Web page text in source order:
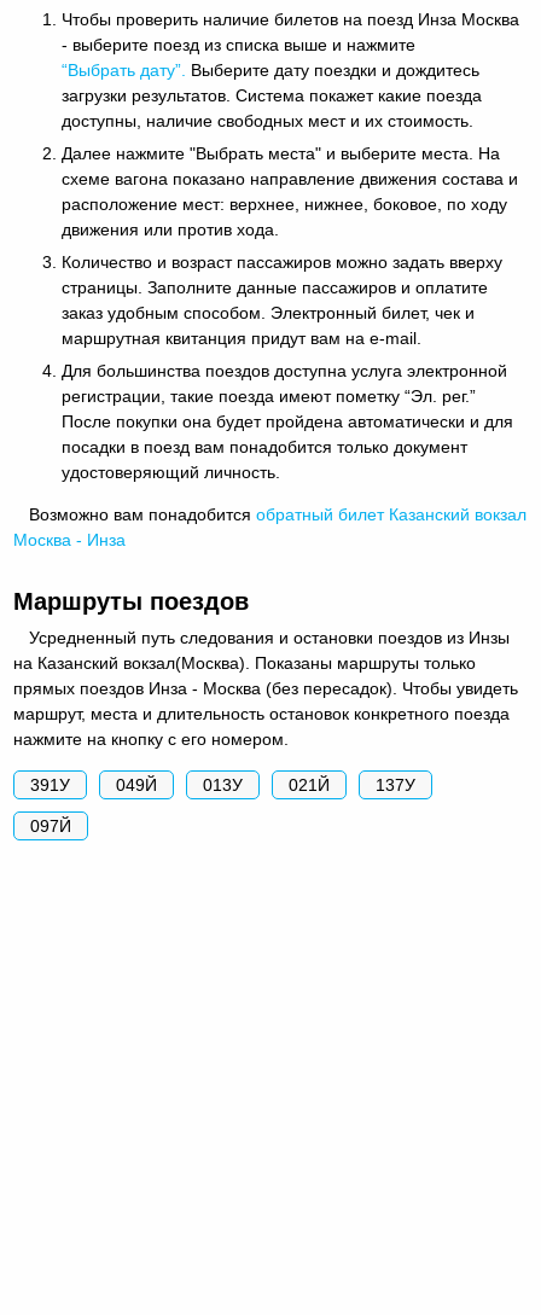
Чтобы проверить наличие билетов на поезд Инза Москва
- выберите поезд из списка выше и нажмите
“Выбрать дату”. Выберите дату поездки и дождитесь
загрузки результатов. Система покажет какие поезда
доступны, наличие свободных мест и их стоимость.
Далее нажмите "Выбрать места" и выберите места. На
схеме вагона показано направление движения состава и
расположение мест: верхнее, нижнее, боковое, по ходу
движения или против хода.
Количество и возраст пассажиров можно задать вверху
страницы. Заполните данные пассажиров и оплатите
заказ удобным способом. Электронный билет, чек и
маршрутная квитанция придут вам на e-mail.
Для большинства поездов доступна услуга электронной
регистрации, такие поезда имеют пометку “Эл. рег.”
После покупки она будет пройдена автоматически и для
посадки в поезд вам понадобится только документ
удостоверяющий личность.
Возможно вам понадобитсяобратный билет Казанский вокзал
Москва - Инза
Маршруты поездов
Усредненный путь следования и остановки поездов из Инзы
на Казанский вокзал(Москва). Показаны маршруты только
прямых поездов Инза - Москва (без пересадок). Чтобы увидеть
маршрут, места и длительность остановок конкретного поезда
нажмите на кнопку с его номером.
391У 049Й 013У 021Й 137У
097Й